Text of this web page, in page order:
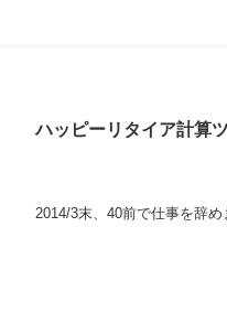
ハッピーリタイア計算
2014/3末、40前で仕事を辞